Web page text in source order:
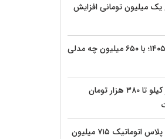
یک میلیون تومانی افزایش
قیمت تیبا کارکرده امروز ۱۶ مرداد ۱۴۰۵؛ با ۶۵۰ میلیون چه مدلی
شوک تازه به بازار مرغ؛ قیمت هر کیلو تا ۳۸۰ هزار تومان
شوک قیمت دنا در سال ۱۴۰۵؛ دنا پلاس اتوماتیک ۷۱۵ میلیون